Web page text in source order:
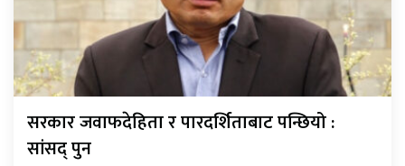
सरकार जवाफदेहिता र पारदर्शिताबाट पन्छियो :
सांसद् पुन